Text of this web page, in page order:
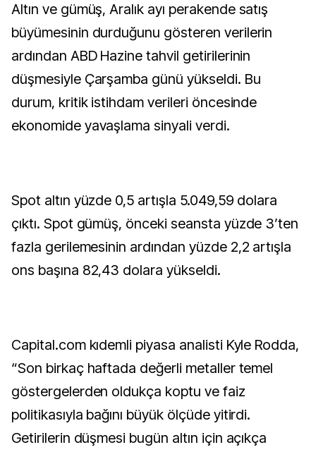
Altın ve gümüş, Aralık ayı perakende satış
büyümesinin durduğunu gösteren verilerin
ardından ABD Hazine tahvil getirilerinin
düşmesiyle Çarşamba günü yükseldi. Bu
durum, kritik istihdam verileri öncesinde
ekonomide yavaşlama sinyali verdi.
Spot altın yüzde 0,5 artışla 5.049,59 dolara
çıktı. Spot gümüş, önceki seansta yüzde 3’ten
fazla gerilemesinin ardından yüzde 2,2 artışla
ons başına 82,43 dolara yükseldi.
Capital.com kıdemli piyasa analisti Kyle Rodda,
“Son birkaç haftada değerli metaller temel
göstergelerden oldukça koptu ve faiz
politikasıyla bağını büyük ölçüde yitirdi.
Getirilerin düşmesi bugün altın için açıkça